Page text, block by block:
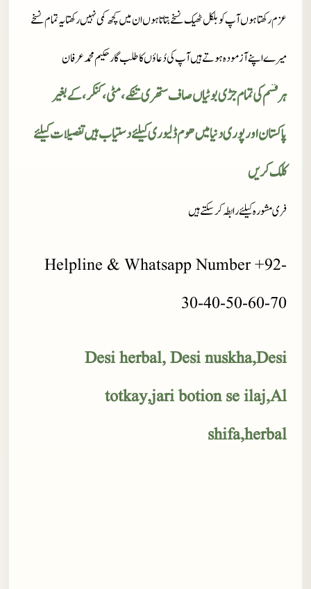
عزم رکھتا ہوں آپ کو بلکل ٹھیک نسخے بتاتا ہوں ان میں کچھ کمی نہیں رکھتا یہ تمام نسخے
میرے اپنے آزمودہ ہوتے ہیں آپ کی دُعاؤں کا طلب گار حکیم محمد عرفان
ہر قسم کی تمام جڑی بوٹیاں صاف ستھری تنکے، مٹی، کنکر، کے بغیر
پاکستان اور پوری دنیا میں ھوم ڈلیوری کیلئے دستیاب ہیں تفصیلات کیلئے
کلک کریں
فری مشورہ کیلئے رابطہ کر سکتے ہیں
Helpline & Whatsapp Number +92-
30-40-50-60-70
Desi herbal, Desi nuskha,Desi
totkay,jari botion se ilaj,Al
shifa,herbal